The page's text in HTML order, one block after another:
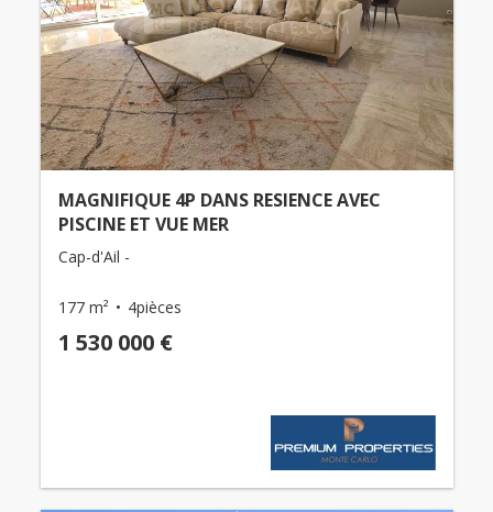
MAGNIFIQUE 4P DANS RESIENCE AVEC
PISCINE ET VUE MER
Cap-d'Ail -
177 m² 4pièces
1 530 000 €